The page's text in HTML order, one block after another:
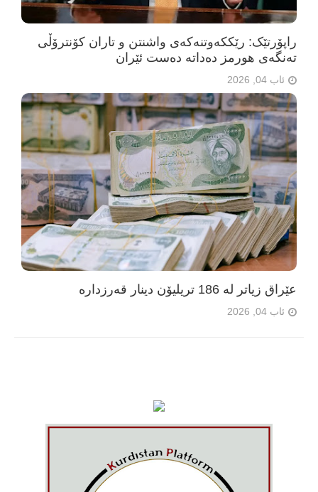
راپۆرتێک: رێککەوتنەکەی واشنتن و تاران کۆنترۆڵی
تەنگەی هورمز دەداتە دەست ئێران
ئاب 04, 2026
عێراق زیاتر لە 186 تریلیۆن دینار قەرزدارە
ئاب 04, 2026